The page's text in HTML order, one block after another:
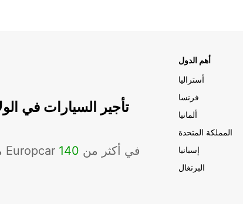
تأجير السيارات في
موقعًا لشركة Europcar في أكثر من 140
أهم الدول
أستراليا
فرنسا
ألمانيا
المملكة المتحدة
إسبانيا
البرتغال